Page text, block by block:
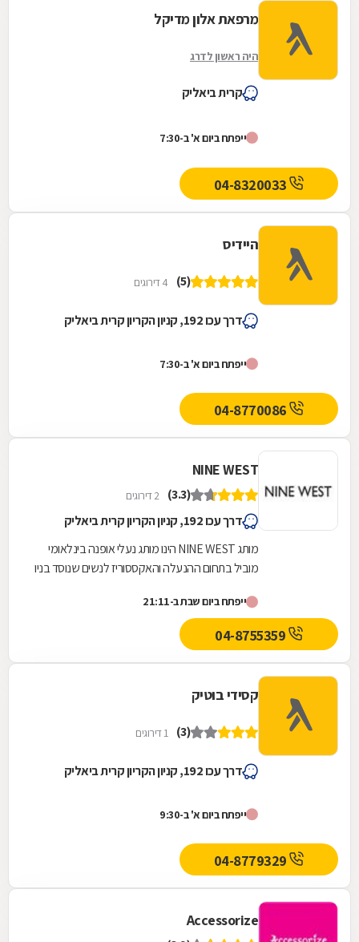
מרפאת אלון מדיקל
היה ראשון לדרג
קרית ביאליק
ייפתח ביום א' ב-7:30
04-8320033
היידיס
(5) 4 דירוגים
דרך עכו 192, קניון הקריון קרית ביאליק
ייפתח ביום א' ב-7:30
04-8770086
NINE WEST
(3.3) 2 דירוגים
דרך עכו 192, קניון הקריון קרית ביאליק
מותג NINE WEST הינו מותג נעלי אופנה בינלאומי
מוביל בתחום ההנעלה והאקססוריז לנשים שנוסד בניו
מדינות...
ייפתח ביום שבת ב-21:11
קסידי בוטיק
(3) 1 דירוגים
דרך עכו 192, קניון הקריון קרית ביאליק
ייפתח ביום א' ב-9:30
04-8779329
Accessorize